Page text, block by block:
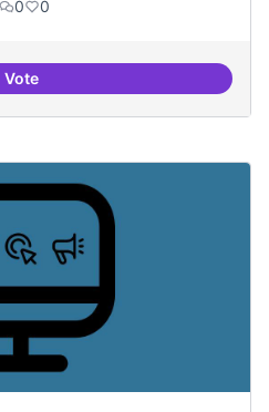
0 0
VoteHabitar la plaça